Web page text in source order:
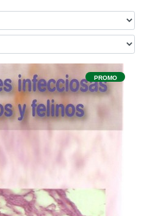
PROMO